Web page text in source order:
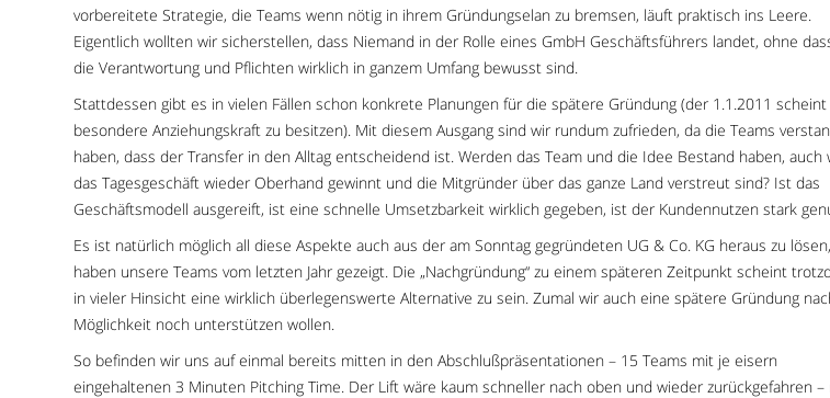
vorbereitete Strategie, die Teams wenn nötig in ihrem Gründungselan zu bremsen, läuft praktisch ins Leere.
Eigentlich wollten wir sicherstellen, dass Niemand in der Rolle eines GmbH Geschäftsführers landet, ohne
die Verantwortung und Pflichten wirklich in ganzem Umfang bewusst sind.
Stattdessen gibt es in vielen Fällen schon konkrete Planungen für die spätere Gründung (der 1.1.2011 scheint
besondere Anziehungskraft zu besitzen). Mit diesem Ausgang sind wir rundum zufrieden, da die Teams
haben, dass der Transfer in den Alltag entscheidend ist. Werden das Team und die Idee Bestand haben, auch
das Tagesgeschäft wieder Oberhand gewinnt und die Mitgründer über das ganze Land verstreut sind? Ist das
Geschäftsmodell ausgereift, ist eine schnelle Umsetzbarkeit wirklich gegeben, ist der Kundennutzen stark
Es ist natürlich möglich all diese Aspekte auch aus der am Sonntag gegründeten UG & Co. KG heraus zu
haben unsere Teams vom letzten Jahr gezeigt. Die „Nachgründung“ zu einem späteren Zeitpunkt scheint
in vieler Hinsicht eine wirklich überlegenswerte Alternative zu sein. Zumal wir auch eine spätere Gründung
Möglichkeit noch unterstützen wollen.
So befinden wir uns auf einmal bereits mitten in den Abschlußpräsentationen – 15 Teams mit je eisern
eingehaltenen 3 Minuten Pitching Time. Der Lift wäre kaum schneller nach oben und wieder zurückgefahren –